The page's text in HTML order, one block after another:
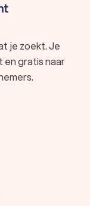
je zoekt. Je
gratis naar